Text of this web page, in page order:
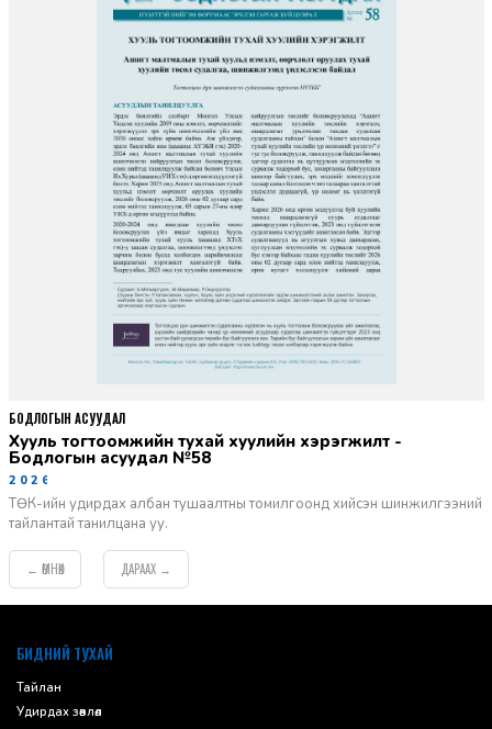
Хууль тогтоомжийн тухай хуулийн хэрэгжилт -
Бодлогын асуудал №58
2026-06-02
ТӨК-ийн удирдах албан тушаалтны томилгоонд хийсэн шинжилгээний
тайлантай танилцана уу.
БОДЛОГЫН АСУУДАЛ
← ӨМНӨХ ДАРААХ →
БИДНИЙ ТУХАЙ
Тайлан
Удирдах зөвлөл